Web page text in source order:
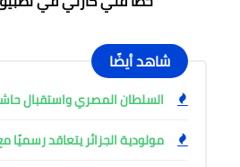
شاهد أيضًا
السلطان المصري واستقبال
مولودية الجزائر يتعاقد